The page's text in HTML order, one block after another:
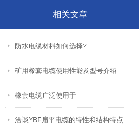
相关文章
防水电缆材料如何选择?
矿用橡套电缆使用性能及型号介绍
橡套电缆广泛使用于
洽谈YBF扁平电缆的特性和结构特点